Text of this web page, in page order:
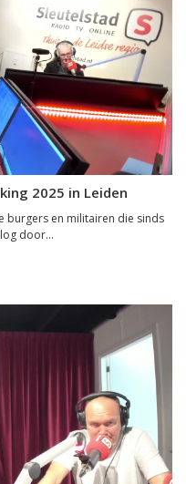
2025 in Leiden
burgers en militairen die sinds
door...